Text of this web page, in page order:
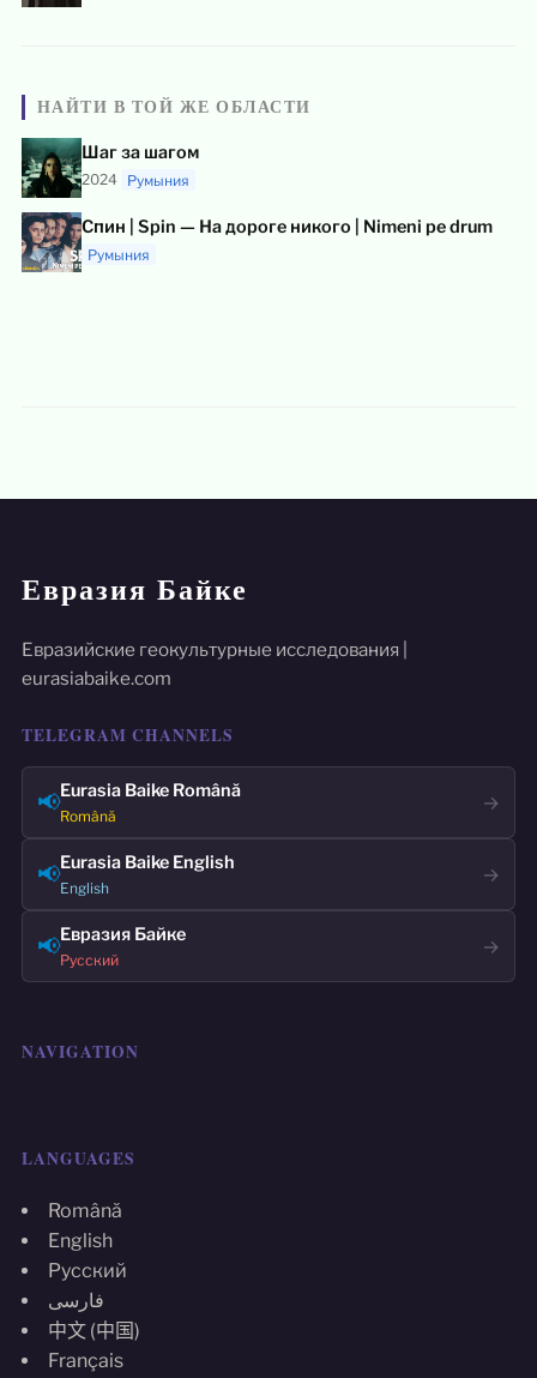
НАЙТИ В ТОЙ ЖЕ ОБЛАСТИ
Шаг за шагом
2024 Румыния
Спин | Spin — На дороге никого | Nimeni pe drum
Румыния
Евразия Байке
Евразийские геокультурные исследования |
eurasiabaike.com
TELEGRAM CHANNELS
📢Eurasia Baike Română
Română
→
📢Eurasia Baike English
English
→
📢Евразия Байке
Русский
→
NAVIGATION
LANGUAGES
Română
English
Русский
فارسی
中文 (中国)
Français